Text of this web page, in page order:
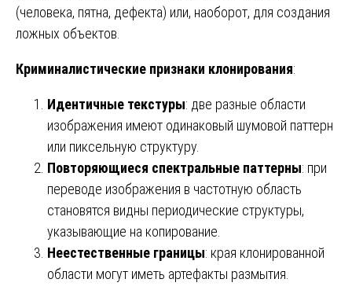
(человека, пятна, дефекта) или, наоборот, для создания
ложных объектов.
Криминалистические признаки клонирования:
Идентичные текстуры: две разные области
изображения имеют одинаковый шумовой паттерн
или пиксельную структуру.
Повторяющиеся спектральные паттерны: при
переводе изображения в частотную область
становятся видны периодические структуры,
указывающие на копирование.
Неестественные границы: края клонированной
области могут иметь артефакты размытия.